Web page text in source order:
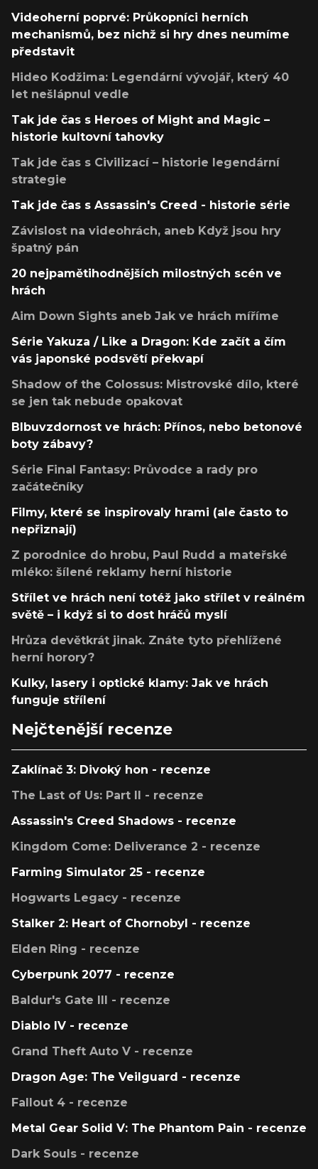
Videoherní poprvé: Průkopníci herních
mechanismů, bez nichž si hry dnes neumíme
představit
Hideo Kodžima: Legendární vývojář, který 40
let nešlápnul vedle
Tak jde čas s Heroes of Might and Magic –
historie kultovní tahovky
Tak jde čas s Civilizací – historie legendární
strategie
Tak jde čas s Assassin's Creed - historie série
Závislost na videohrách, aneb Když jsou hry
špatný pán
20 nejpamětihodnějších milostných scén ve
hrách
Aim Down Sights aneb Jak ve hrách míříme
Série Yakuza / Like a Dragon: Kde začít a čím
vás japonské podsvětí překvapí
Shadow of the Colossus: Mistrovské dílo, které
se jen tak nebude opakovat
Blbuvzdornost ve hrách: Přínos, nebo betonové
boty zábavy?
Série Final Fantasy: Průvodce a rady pro
začátečníky
Filmy, které se inspirovaly hrami (ale často to
nepřiznají)
Z porodnice do hrobu, Paul Rudd a mateřské
mléko: šílené reklamy herní historie
Střílet ve hrách není totéž jako střílet v reálném
světě – i když si to dost hráčů myslí
Hrůza devětkrát jinak. Znáte tyto přehlížené
herní horory?
Kulky, lasery i optické klamy: Jak ve hrách
funguje střílení
Nejčtenější recenze
Zaklínač 3: Divoký hon - recenze
The Last of Us: Part II - recenze
Assassin's Creed Shadows - recenze
Kingdom Come: Deliverance 2 - recenze
Farming Simulator 25 - recenze
Hogwarts Legacy - recenze
Stalker 2: Heart of Chornobyl - recenze
Elden Ring - recenze
Cyberpunk 2077 - recenze
Baldur's Gate III - recenze
Diablo IV - recenze
Grand Theft Auto V - recenze
Dragon Age: The Veilguard - recenze
Fallout 4 - recenze
Metal Gear Solid V: The Phantom Pain - recenze
Dark Souls - recenze